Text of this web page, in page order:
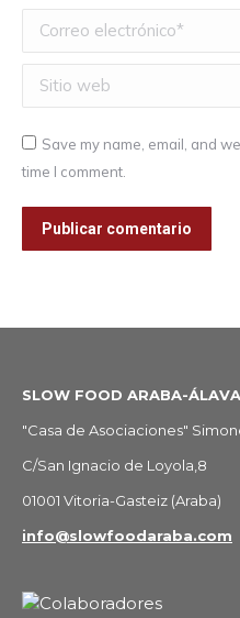
Correo electrónico *
Sitio web
Save my name, email, and
time I comment.
Publicar comentario
SLOW FOOD ARABA-ÁLAVA
"Casa de Asociaciones"
C/San Ignacio de Loyola,8
01001 Vitoria-Gasteiz (Araba)
info@slowfoodaraba.com